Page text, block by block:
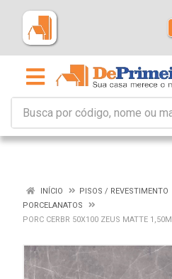
INÍCIO
PISOS / REVESTIMENTO
PORCELANATOS
PORC CERBR 50X100 ZEUS MATTE 1,50M